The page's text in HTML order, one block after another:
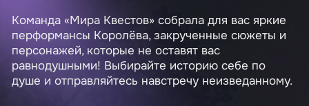
Команда «Мира Квестов» собрала для вас яркие
перформансы Королёва, закрученные сюжеты и
персонажей, которые не оставят вас
равнодушными! Выбирайте историю себе по
душе и отправляйтесь навстречу неизведанному.